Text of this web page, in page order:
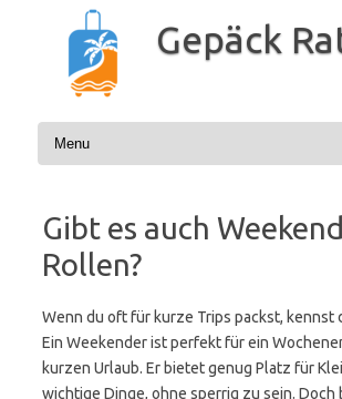
springen
Gepäck
Gibt es auch
Rollen?
Wenn du oft für kurze Trips packst, kennst
Ein Weekender ist perfekt für ein
kurzen Urlaub. Er bietet genug Platz für
wichtige Dinge, ohne sperrig zu sein. Doch